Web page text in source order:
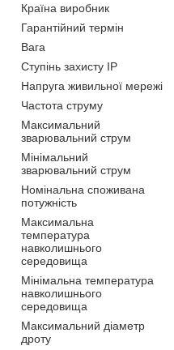
Країна виробник
Гарантійний термін
Вага
Ступінь захисту IP
Напруга живильної мережі
Частота струму
Максимальний
зварювальний струм
Мінімальний
зварювальний струм
Номінальна споживана
потужність
Максимальна
температура
навколишнього
середовища
Мінімальна температура
навколишнього
середовища
Максимальний діаметр
дроту